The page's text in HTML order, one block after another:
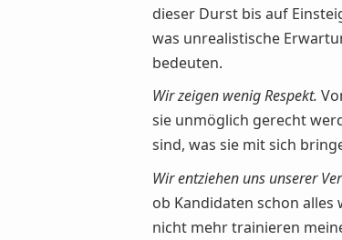
dieser Durst bis auf
was unrealistische
bedeuten.
Wir zeigen wenig Respekt.
sie unmöglich gerecht
sind, was sie mit sich
Wir entziehen uns unserer
ob Kandidaten schon alles
nicht mehr trainieren